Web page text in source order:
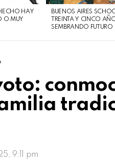
HAY
O MUY
BUENOS AIRES
TREINTA Y CINCO
SEMBRANDO FUTURO
9:11 pm